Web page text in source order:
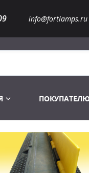
info@fortlamps.ru